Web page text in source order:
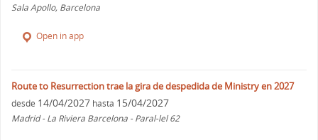
Sala Apollo, Barcelona
Open in app
Route to Resurrection trae la gira de despedida de Ministry en 2027
desde 14/04/2027 hasta 15/04/2027
Madrid - La Riviera Barcelona - Paral-lel 62